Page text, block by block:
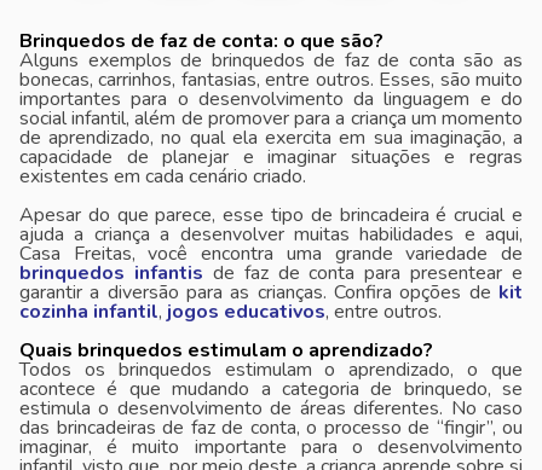
Brinquedos de faz de conta: o que são?
Alguns exemplos de brinquedos de faz de conta são as
bonecas, carrinhos, fantasias, entre outros. Esses, são muito
importantes para o desenvolvimento da linguagem e do
social infantil, além de promover para a criança um momento
de aprendizado, no qual ela exercita em sua imaginação, a
capacidade de planejar e imaginar situações e regras
existentes em cada cenário criado.
Apesar do que parece, esse tipo de brincadeira é crucial e
ajuda a criança a desenvolver muitas habilidades e aqui,
Casa Freitas, você encontra uma grande variedade de
brinquedos infantis de faz de conta para presentear e
garantir a diversão para as crianças. Confira opções de kit
cozinha infantil, jogos educativos, entre outros.
Quais brinquedos estimulam o aprendizado?
Todos os brinquedos estimulam o aprendizado, o que
acontece é que mudando a categoria de brinquedo, se
estimula o desenvolvimento de áreas diferentes. No caso
das brincadeiras de faz de conta, o processo de “fingir”, ou
imaginar, é muito importante para o desenvolvimento